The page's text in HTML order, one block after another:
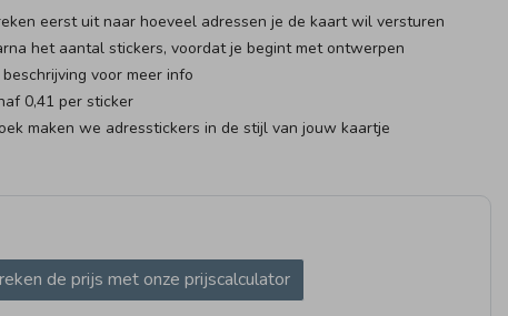
X 45 MM 97 X 45 MM
eerst uit naar hoeveel adressen je de kaart wil versturen
het aantal stickers, voordat je begint met ontwerpen
voor meer info
0,41 per sticker
maken we adresstickers in de stijl van jouw kaartje
de prijs met onze prijscalculator